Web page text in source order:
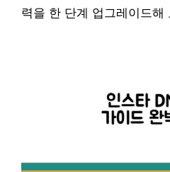
력을 한 단계 업그레이드해